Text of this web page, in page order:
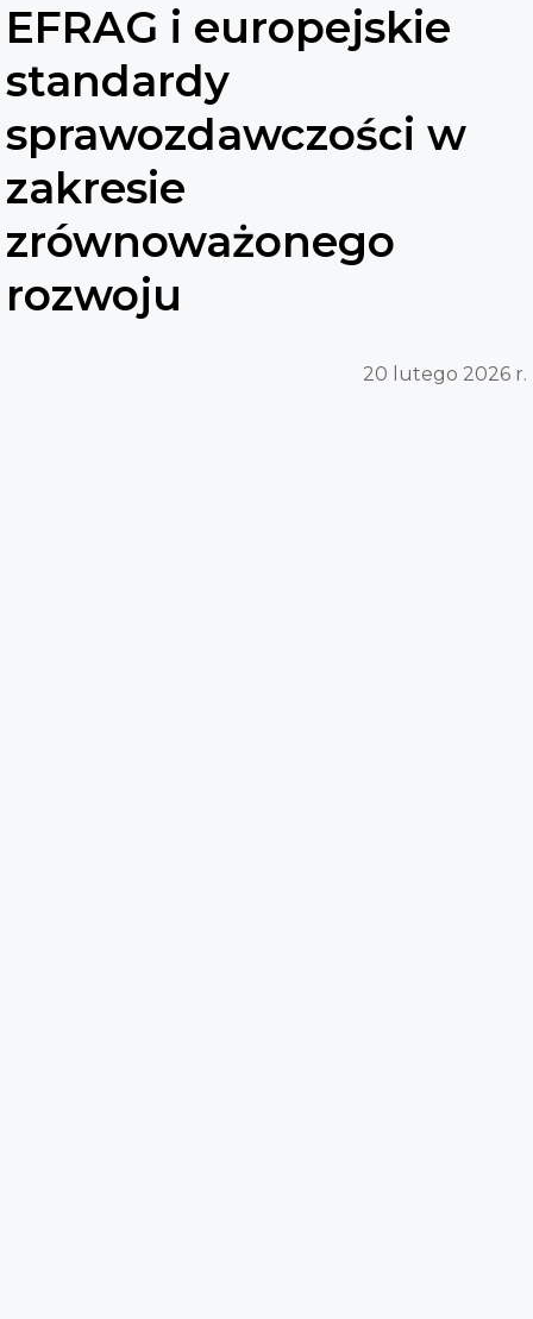
EFRAG i europejskie
standardy
sprawozdawczości w
zakresie
zrównoważonego
rozwoju
20 lutego 2026 r.